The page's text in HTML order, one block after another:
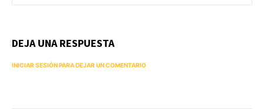
DEJA UNA RESPUESTA
INICIAR SESIÓN PARA DEJAR UN COMENTARIO